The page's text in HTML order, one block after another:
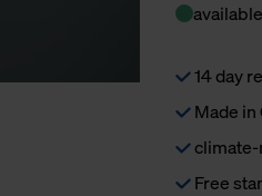
available
14 day
Made
Free